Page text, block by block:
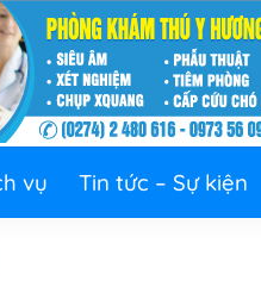
vụ Tin tức – Sự kiện